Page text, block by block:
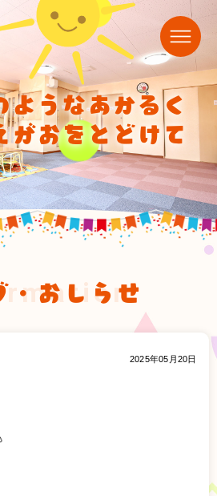
ようなあかるく
がおをとどけて
・おしらせ
2025年05月20日